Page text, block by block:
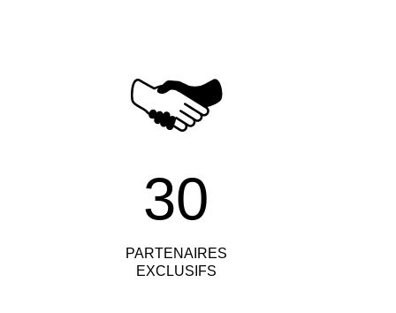
PARTENAIRES
EXCLUSIFS
30